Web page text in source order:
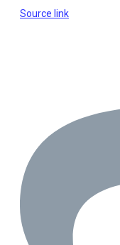
Source link